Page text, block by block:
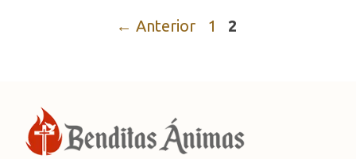
← Anterior Página
1 Página
2